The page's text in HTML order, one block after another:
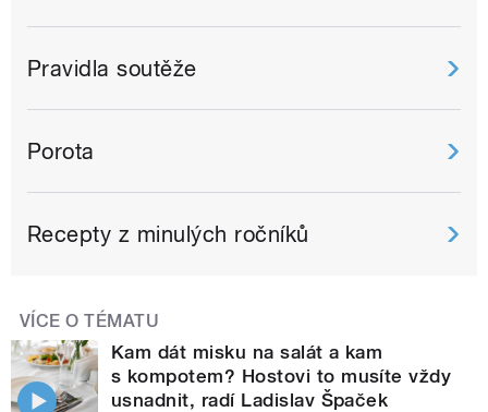
Pravidla soutěže
Porota
Recepty z minulých ročníků
VÍCE O TÉMATU
Kam dát misku na salát a kam
s kompotem? Hostovi to musíte vždy
usnadnit, radí Ladislav Špaček